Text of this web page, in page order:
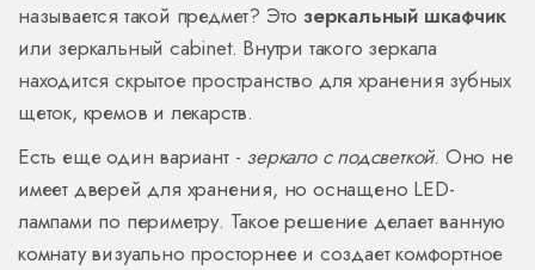
называется такой предмет? Этозеркальный шкафчик
или зеркальный cabinet. Внутри такого зеркала
находится скрытое пространство для хранения зубных
щеток, кремов и лекарств.
Есть еще один вариант - зеркало с подсветкой. Оно не
имеет дверей для хранения, но оснащено LED-
лампами по периметру. Такое решение делает ванную
комнату визуально просторнее и создает комфортное